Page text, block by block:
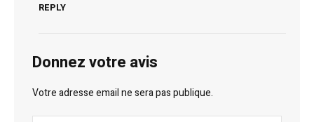
REPLY
Donnez votre avis
Votre adresse email ne sera pas publique.